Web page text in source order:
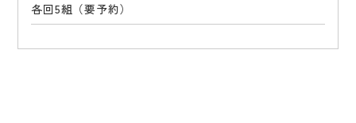
各回5組（要予約）